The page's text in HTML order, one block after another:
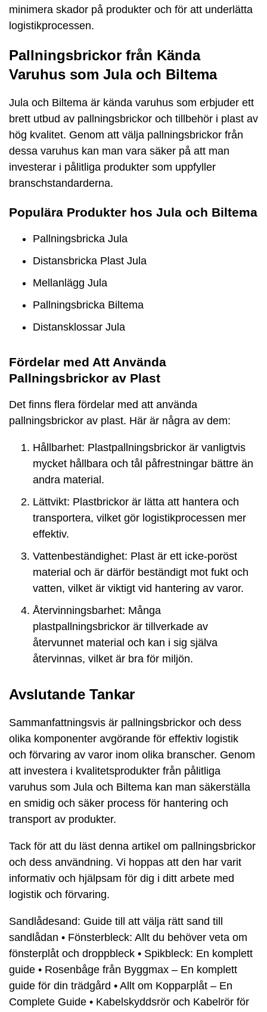
minimera skador på produkter och för att underlätta
logistikprocessen.
Pallningsbrickor från Kända
Varuhus som Jula och Biltema
Jula och Biltema är kända varuhus som erbjuder ett
brett utbud av pallningsbrickor och tillbehör i plast av
hög kvalitet. Genom att välja pallningsbrickor från
dessa varuhus kan man vara säker på att man
investerar i pålitliga produkter som uppfyller
branschstandarderna.
Populära Produkter hos Jula och Biltema
Pallningsbricka Jula
Distansbricka Plast Jula
Mellanlägg Jula
Pallningsbricka Biltema
Distansklossar Jula
Fördelar med Att Använda
Pallningsbrickor av Plast
Det finns flera fördelar med att använda
pallningsbrickor av plast. Här är några av dem:
Hållbarhet: Plastpallningsbrickor är vanligtvis
mycket hållbara och tål påfrestningar bättre än
andra material.
Lättvikt: Plastbrickor är lätta att hantera och
transportera, vilket gör logistikprocessen mer
effektiv.
Vattenbeständighet: Plast är ett icke-poröst
material och är därför beständigt mot fukt och
vatten, vilket är viktigt vid hantering av varor.
Återvinningsbarhet: Många
plastpallningsbrickor är tillverkade av
återvunnet material och kan i sig själva
återvinnas, vilket är bra för miljön.
Avslutande Tankar
Sammanfattningsvis är pallningsbrickor och dess
olika komponenter avgörande för effektiv logistik
och förvaring av varor inom olika branscher. Genom
att investera i kvalitetsprodukter från pålitliga
varuhus som Jula och Biltema kan man säkerställa
en smidig och säker process för hantering och
transport av produkter.
Tack för att du läst denna artikel om pallningsbrickor
och dess användning. Vi hoppas att den har varit
informativ och hjälpsam för dig i ditt arbete med
logistik och förvaring.
Sandlådesand: Guide till att välja rätt sand till
sandlådan • Fönsterbleck: Allt du behöver veta om
fönsterplåt och droppbleck • Spikbleck: En komplett
guide • Rosenbåge från Byggmax – En komplett
guide för din trädgård • Allt om Kopparplåt – En
Complete Guide • Kabelskyddsrör och Kabelrör för